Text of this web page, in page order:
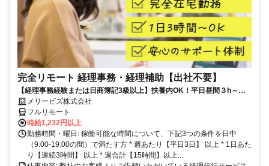
完全リモート 経理事務・経理補助【出社不要】
【経理事務経験または日商簿記3級以上】扶養内OK！平日昼間３h～。
完全在宅で育児・介護中の方も大歓迎♪
メリービズ株式会社
フルリモート
時給1,232円以上
勤務時間・曜日: 稼働可能な時間について、下記3つの条件を日中
（9:00-19:00の間）で満たす方 * 週あたり【平日3日】 以上 * 1日あた
り【連続3時間】 以上 * 週合計【15時間】以上...